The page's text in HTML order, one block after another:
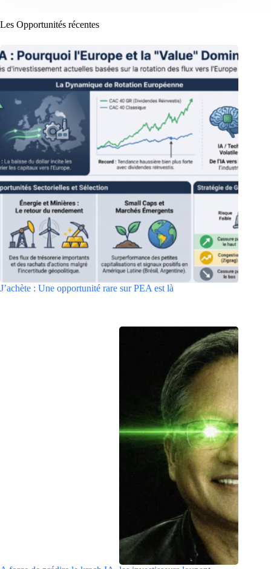
Les Opportunités récentes
J’achète : Une opportunité rare sur PEA est là